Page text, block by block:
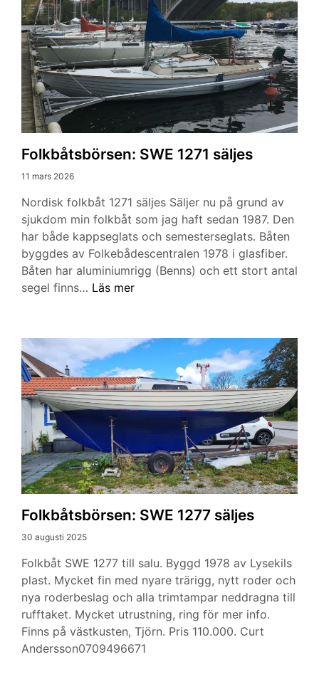
Folkbåtsbörsen: SWE 1271 säljes
11 mars 2026
Nordisk folkbåt 1271 säljes Säljer nu på grund av
sjukdom min folkbåt som jag haft sedan 1987. Den
har både kappseglats och semesterseglats. Båten
byggdes av Folkebådescentralen 1978 i glasfiber.
Båten har aluminiumrigg (Benns) och ett stort antal
segel finns… Folkbåtsbörsen:
säljes
Läs mer
Folkbåtsbörsen: SWE 1277 säljes
30 augusti 2025
Folkbåt SWE 1277 till salu. Byggd 1978 av Lysekils
plast. Mycket fin med nyare trärigg, nytt roder och
nya roderbeslag och alla trimtampar neddragna till
rufftaket. Mycket utrustning, ring för mer info.
Finns på västkusten, Tjörn. Pris 110.000. Curt
Andersson0709496671